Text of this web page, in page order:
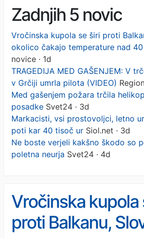
Zadnjih 5 novic
Vročinska kupola se širi proti
okolico čakajo temperature nad 40
novice · 1d
TRAGEDIJA MED GAŠENJEM: V
v Grčiji umrla pilota (VIDEO)
Med gašenjem požara trčila
posadke Svet24 · 3d
Markacisti, vsi prostovoljci, letno
poti kar 40 tisoč ur Siol.net · 3d
Ne boste verjeli kakšno škodo so
poletna neurja Svet24 · 4d
Vročinska kupola
proti Balkanu,